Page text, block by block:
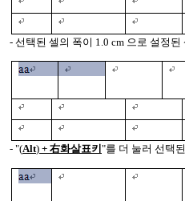
- 선택된 셀의 폭이 1.0 cm 으로 설정된
- "(Alt) + 右화살표키 "를 더 눌러 선택